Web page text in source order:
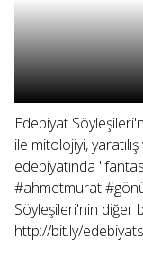
Edebiyat
ile mitolojiyi,
edebiyatında
#ahmetmurat
Söyleşileri'nin diğer
http://bit.ly/